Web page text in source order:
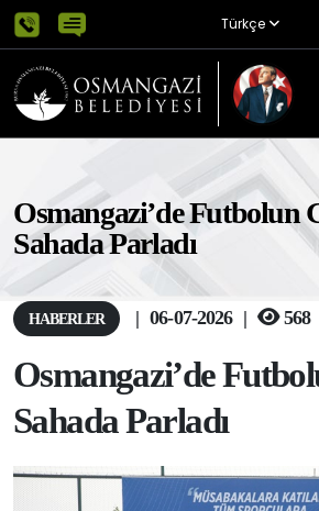
Türkçe
Osmangazi’de Futbolun
Sahada Parladı
HABERLER | 06-07-2026 | 568
Osmangazi’de
Sahada Parladı